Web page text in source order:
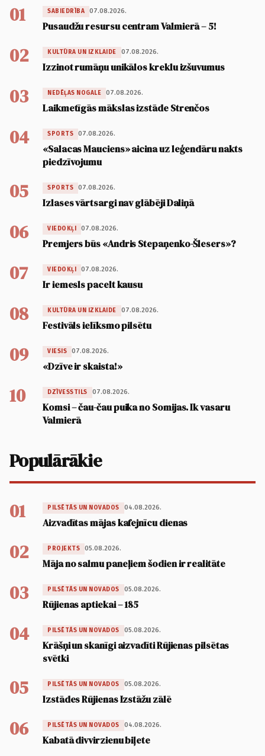
01 SABIEDRĪBA 07.08.2026.
Pusaudžu resursu centram Valmierā – 5!
02 KULTŪRA UN IZKLAIDE 07.08.2026.
Izzinot rumāņu unikālos kreklu izšuvumus
03 NEDĒĻAS NOGALE 07.08.2026.
Laikmetīgās mākslas izstāde Strenčos
04 SPORTS 07.08.2026.
«Salacas Mauciens» aicina uz leģendāru nakts
piedzīvojumu
05 SPORTS 07.08.2026.
Izlases vārtsargi nav glābēji Daliņā
06 VIEDOKĻI 07.08.2026.
Premjers būs «Andris Stepaņenko-Šlesers»?
07 VIEDOKĻI 07.08.2026.
Ir iemesls pacelt kausu
08 KULTŪRA UN IZKLAIDE 07.08.2026.
Festivāls ielīksmo pilsētu
09 VIESIS 07.08.2026.
«Dzīve ir skaista!»
10 DZĪVESSTILS 07.08.2026.
Komsi – čau-čau puika no Somijas. Ik vasaru
Valmierā
Populārākie
01 PILSĒTĀS UN NOVADOS 04.08.2026.
Aizvadītas mājas kafejnīcu dienas
02 PROJEKTS 05.08.2026.
Māja no salmu paneļiem šodien ir realitāte
03 PILSĒTĀS UN NOVADOS 05.08.2026.
Rūjienas aptiekai – 185
04 PILSĒTĀS UN NOVADOS 05.08.2026.
Krāšņi un skanīgi aizvadīti Rūjienas pilsētas
svētki
05 PILSĒTĀS UN NOVADOS 05.08.2026.
Izstādes Rūjienas Izstāžu zālē
06 PILSĒTĀS UN NOVADOS 04.08.2026.
Kabatā divvirzienu biļete